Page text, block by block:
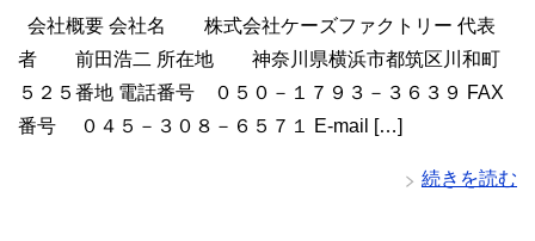
会社概要 会社名 株式会社ケーズファクトリー 代表
者 前田浩二 所在地 神奈川県横浜市都筑区川和町
５２５番地 電話番号 ０５０－１７９３－３６３９ FAX
番号 ０４５－３０８－６５７１ E-mail […]
続きを読む